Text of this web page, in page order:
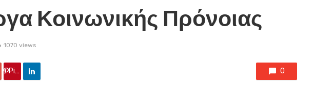
Κοινωνικής Πρόνοιας
1070 views
+
Pin it 0